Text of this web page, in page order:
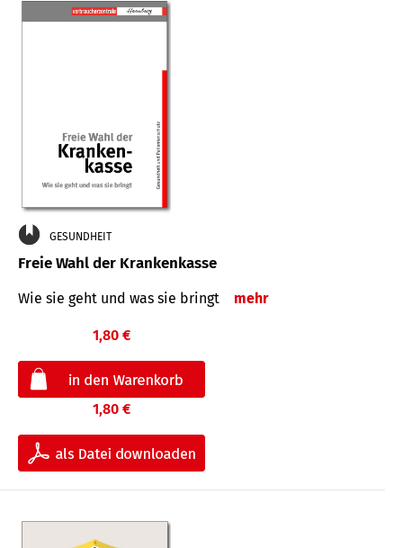
GESUNDHEIT
Freie Wahl der Krankenkasse
Wie sie geht und was sie bringt mehr
1,80 €
1,80 €